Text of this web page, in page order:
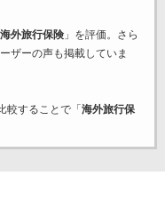
海外旅行保険」を評価。さら
ザーの声も掲載していま
較することで「 海外旅行保